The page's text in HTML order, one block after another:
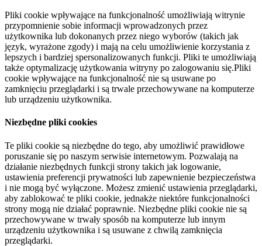
Pliki cookie wpływające na funkcjonalność umożliwiają witrynie
przypomnienie sobie informacji wprowadzonych przez
użytkownika lub dokonanych przez niego wyborów (takich jak
język, wyrażone zgody) i mają na celu umożliwienie korzystania z
lepszych i bardziej spersonalizowanych funkcji. Pliki te umożliwiają
także optymalizację użytkowania witryny po zalogowaniu się.Pliki
cookie wpływające na funkcjonalność nie są usuwane po
zamknięciu przeglądarki i są trwale przechowywane na komputerze
lub urządzeniu użytkownika.
Niezbędne pliki cookies
Te pliki cookie są niezbędne do tego, aby umożliwić prawidłowe
poruszanie się po naszym serwisie internetowym. Pozwalają na
działanie niezbędnych funkcji strony takich jak logowanie,
ustawienia preferencji prywatności lub zapewnienie bezpieczeństwa
i nie mogą być wyłączone. Możesz zmienić ustawienia przeglądarki,
aby zablokować te pliki cookie, jednakże niektóre funkcjonalności
strony mogą nie działać poprawnie. Niezbędne pliki cookie nie są
przechowywane w trwały sposób na komputerze lub innym
urządzeniu użytkownika i są usuwane z chwilą zamknięcia
przeglądarki.